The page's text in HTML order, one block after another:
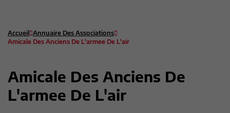
Accueil
Annuaire Des Associations
Amicale Des Anciens De L'armee De L'air
Amicale Des Anciens De
L'armee De L'air